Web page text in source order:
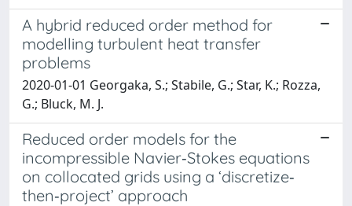
A hybrid reduced order method for
modelling turbulent heat transfer
problems
2020-01-01 Georgaka, S.; Stabile, G.; Star, K.; Rozza,
G.; Bluck, M. J.
Reduced order models for the
incompressible Navier‐Stokes equations
on collocated grids using a ‘discretize‐
then‐project’ approach